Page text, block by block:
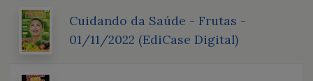
Cuidando da Saúde - Frutas -
01/11/2022 (EdiCase Digital)